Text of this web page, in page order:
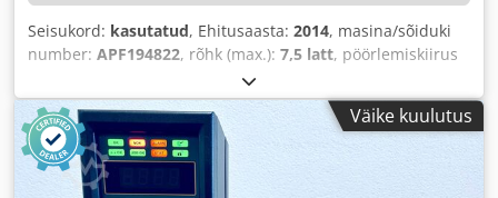
Seisukord: kasutatud, Ehitusaasta: 2014, masina/sõiduki
number: APF194822, rõhk (max.): 7,5 latt, pöörlemiskiirus
Väike kuulutus